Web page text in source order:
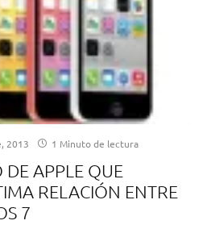
2013 1 Minuto de lectura
APPLE QUE
RELACIÓN ENTRE
7